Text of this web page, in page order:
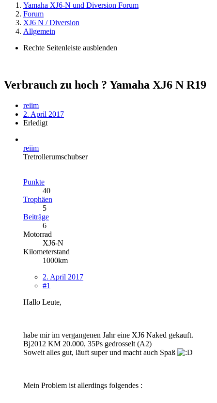
Yamaha XJ6-N und Diversion Forum
Forum
XJ6 N / Diversion
Allgemein
Rechte Seitenleiste ausblenden
Verbrauch zu hoch ? Yamaha XJ6 N R19
reiim
2. April 2017
Erledigt
reiim
Tretrollerumschubser
Punkte
40
Trophäen
5
Beiträge
6
Motorrad
XJ6-N
Kilometerstand
1000km
2. April 2017
#1
Hallo Leute,
habe mir im vergangenen Jahr eine XJ6 Naked gekauft.
Bj2012 KM 20.000, 35Ps gedrosselt (A2)
Soweit alles gut, läuft super und macht auch Spaß
Mein Problem ist allerdings folgendes :